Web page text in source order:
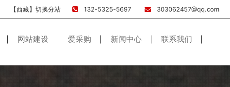
【西藏】 切换分站 132-5325-5697 303062457@qq.com
网站建设 爱采购 新闻中心 联系我们